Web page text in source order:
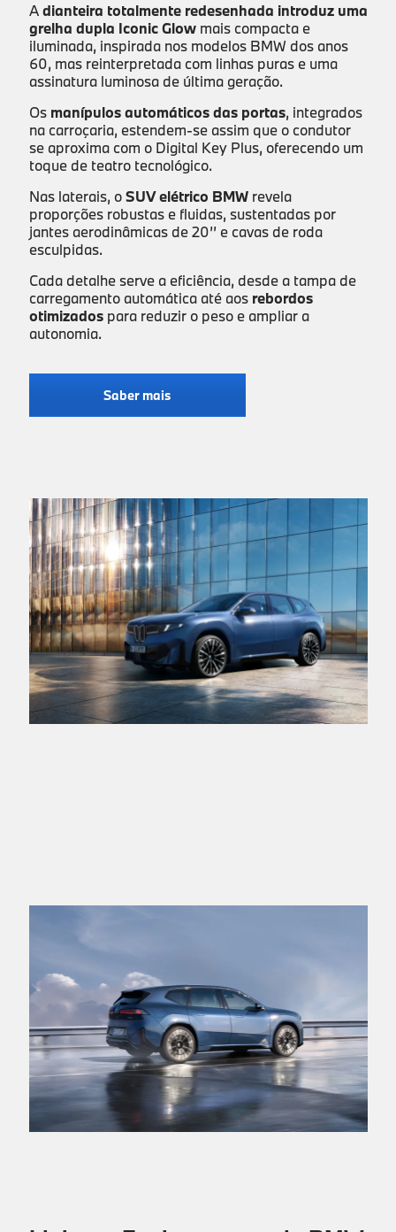
Adianteira totalmente redesenhada introduz uma
grelha dupla Iconic Glowmais compacta e
iluminada, inspirada nos modelos BMW dos anos
60, mas reinterpretada com linhas puras e uma
assinatura luminosa de última geração.
Os manípulos automáticos das portas, integrados
na carroçaria, estendem-se assim que o condutor
se aproxima com o Digital Key Plus, oferecendo um
toque de teatro tecnológico.
Nas laterais, oSUV elétrico BMWrevela
proporções robustas e fluidas, sustentadas por
jantes aerodinâmicas de 20’’ e cavas de roda
esculpidas.
Cada detalhe serve a eficiência, desde a tampa de
carregamento automática até aos rebordos
otimizadospara reduzir o peso e ampliar a
autonomia.
Saber mais